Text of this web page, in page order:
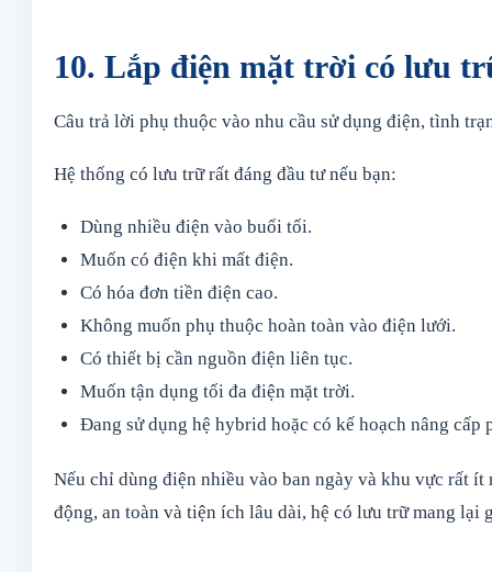
10. Lắp điện mặt trời có lưu
Câu trả lời phụ thuộc vào nhu cầu sử dụng điện, tình
Hệ thống có lưu trữ rất đáng đầu tư nếu bạn:
Dùng nhiều điện vào buổi tối.
Muốn có điện khi mất điện.
Có hóa đơn tiền điện cao.
Không muốn phụ thuộc hoàn toàn vào điện lưới.
Có thiết bị cần nguồn điện liên tục.
Muốn tận dụng tối đa điện mặt trời.
Đang sử dụng hệ hybrid hoặc có kế hoạch nâng cấp
Nếu chỉ dùng điện nhiều vào ban ngày và khu vực rất
động, an toàn và tiện ích lâu dài, hệ có lưu trữ mang lại